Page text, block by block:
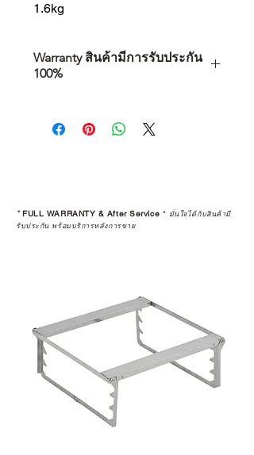
1.6kg
Warranty สินค้ามีการรับประกัน
100%
คุณตัดสินใจซื้อ แต่รวมไปถึง
“ประสบการณ์หลังการใช้งาน” ใน
STUDIO และร้านตัวแทนจำหน่ายที่
ได้รับการแต่งตั้งอย่างเป็นทางการ จะ
เป็นการให้คำแนะนำ การดูแลสินค้า
หรือการแก้ไขปัญหาที่อาจเกิดขึ้นใน
อนาคต
ก่อนตัดสินใจซื้อสินค้า เราอยาก
แนะนำให้คุณสอบถามทุกครั้งว่า ร้าน
ค้าที่คุณกำลังเลือกซื้อนั้น มีการรับ
ประกันสินค้าจากตัวแทนจำหน่าย
*FULL WARRANTY & After Service * มั่นใจได้กับสินค้ามี
รับประกัน พร้อมบริการหลังการขาย